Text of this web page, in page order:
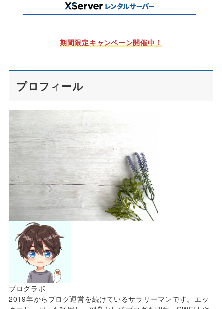
期間限定キャンペーン開催中！
プロフィール
ブログラボ
2019年からブログ運営を続けているサラリーマンです。エッ